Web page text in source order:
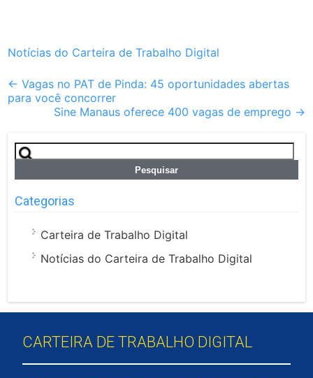
Notícias do Carteira de Trabalho Digital
Post
navigation
← Vagas no PAT de Pinda: 45 oportunidades abertas
para você concorrer
Sine Manaus oferece 400 vagas de emprego →
Pesquisar
por:
Categorias
Carteira de Trabalho Digital
Notícias do Carteira de Trabalho Digital
CARTEIRA DE TRABALHO DIGITAL